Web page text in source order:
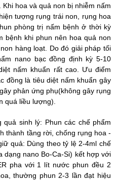
hoa và quả non bị nhiễm nấm
tượng rụng trái non, rụng hoa
phòng trị nấm bệnh ở thời kỳ
bệnh khi phun nên hoa quả non
hàng loạt. Do đó giải pháp tối
nano bạc đồng định kỳ 5-10
nấm khuẩn rất cao. Ưu điểm
đồng là tiêu diệt nấm khuẩn gây
phản ứng phụ(không gây rụng
quá liều lượng).
sinh lý: Phun các chế phẩm
thành tầng rời, chống rụng hoa -
quả: Dùng theo tỷ lệ 2-4ml chế
dạng nano Bo-Ca-Si) kết hợp với
pha với 1 lít nước phun đều 2
thường phun 2-3 lần đạt hiệu